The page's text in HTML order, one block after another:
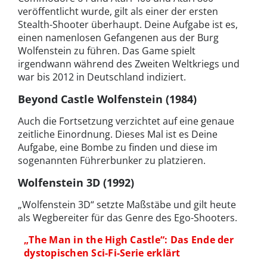
veröffentlicht wurde, gilt als einer der ersten
Stealth-Shooter überhaupt. Deine Aufgabe ist es,
einen namenlosen Gefangenen aus der Burg
Wolfenstein zu führen. Das Game spielt
irgendwann während des Zweiten Weltkriegs und
war bis 2012 in Deutschland indiziert.
Beyond Castle Wolfenstein (1984)
Auch die Fortsetzung verzichtet auf eine genaue
zeitliche Einordnung. Dieses Mal ist es Deine
Aufgabe, eine Bombe zu finden und diese im
sogenannten Führerbunker zu platzieren.
Wolfenstein 3D (1992)
„Wolfenstein 3D“ setzte Maßstäbe und gilt heute
als Wegbereiter für das Genre des Ego-Shooters.
„The Man in the High Castle“: Das Ende der
dystopischen Sci-Fi-Serie erklärt